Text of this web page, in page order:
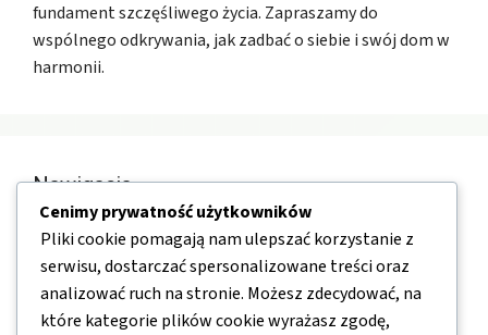
fundament szczęśliwego życia. Zapraszamy do
wspólnego odkrywania, jak zadbać o siebie i swój dom w
harmonii.
Nawigacja
O nas
Kontakt
Mapa strony
Cenimy prywatność użytkowników
Pliki cookie pomagają nam ulepszać korzystanie z
serwisu, dostarczać spersonalizowane treści oraz
analizować ruch na stronie. Możesz zdecydować, na
które kategorie plików cookie wyrażasz zgodę,